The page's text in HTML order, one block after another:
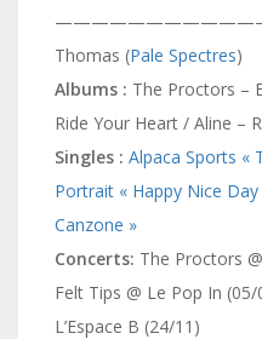
Thomas (Pale Spectres)
Albums : The Proctors –
Ride Your Heart / Aline –
Singles : Alpaca Sports «
Portrait « Happy Nice Day
Canzone »
Concerts: The Proctors
Felt Tips @ Le Pop In
L’Espace B (24/11)